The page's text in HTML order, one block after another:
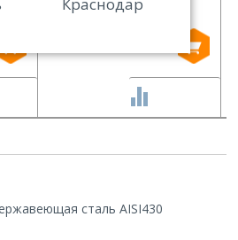
сталь AISI430